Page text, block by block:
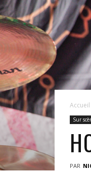
Accueil
Sur
PAR